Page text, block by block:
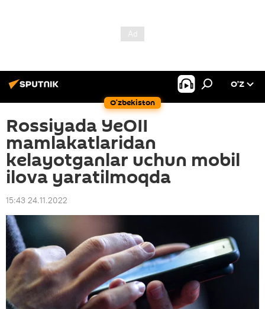
O‘zbekiston
O’Z
Rossiyada YeOII
mamlakatlaridan
kelayotganlar uchun mobil
ilova yaratilmoqda
15:43 24.11.2022